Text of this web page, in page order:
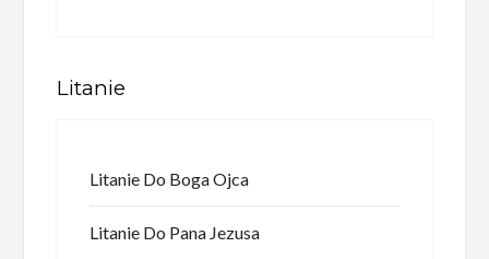
Litanie
Litanie Do Boga Ojca
Litanie Do Pana Jezusa